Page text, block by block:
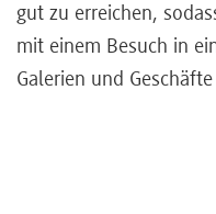
gut zu erreichen,
mit einem Besuch in
Galerien und